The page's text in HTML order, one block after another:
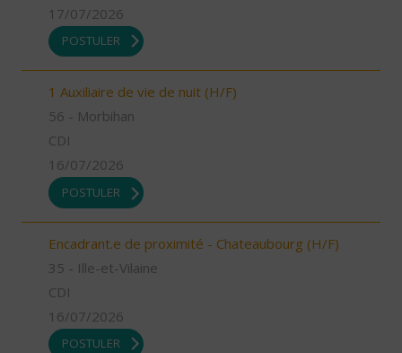
17/07/2026
POSTULER
1 Auxiliaire de vie de nuit (H/F)
56 - Morbihan
CDI
16/07/2026
POSTULER
Encadrant.e de proximité - Chateaubourg (H/F)
35 - Ille-et-Vilaine
CDI
16/07/2026
POSTULER